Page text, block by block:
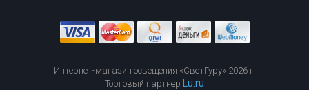
Интернет-магазин освещения «СветГуру» 2026 г.
Торговый партнер Lu.ru